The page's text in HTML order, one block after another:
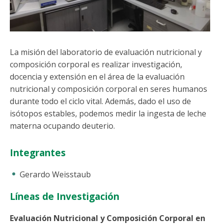
La misión del laboratorio de evaluación nutricional y
composición corporal es realizar investigación,
docencia y extensión en el área de la evaluación
nutricional y composición corporal en seres humanos
durante todo el ciclo vital. Además, dado el uso de
isótopos estables, podemos medir la ingesta de leche
materna ocupando deuterio.
Integrantes
Gerardo Weisstaub
Líneas de Investigación
Evaluación Nutricional y Composición Corporal en